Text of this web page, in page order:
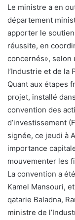
Le ministre a en
département
apporter le
réussite, en
concernés», selon
l’Industrie et de la
Quant aux étapes
projet, installé
convention des
d’investissement
signée, ce jeudi à
importance
mouvementer les
La convention a
Kamel Mansouri,
qatarie Baladna,
ministre de